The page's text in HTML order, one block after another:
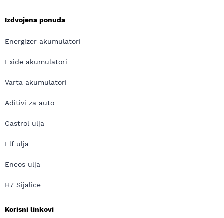
Izdvojena ponuda
Energizer akumulatori
Exide akumulatori
Varta akumulatori
Aditivi za auto
Castrol ulja
Elf ulja
Eneos ulja
H7 Sijalice
Korisni linkovi